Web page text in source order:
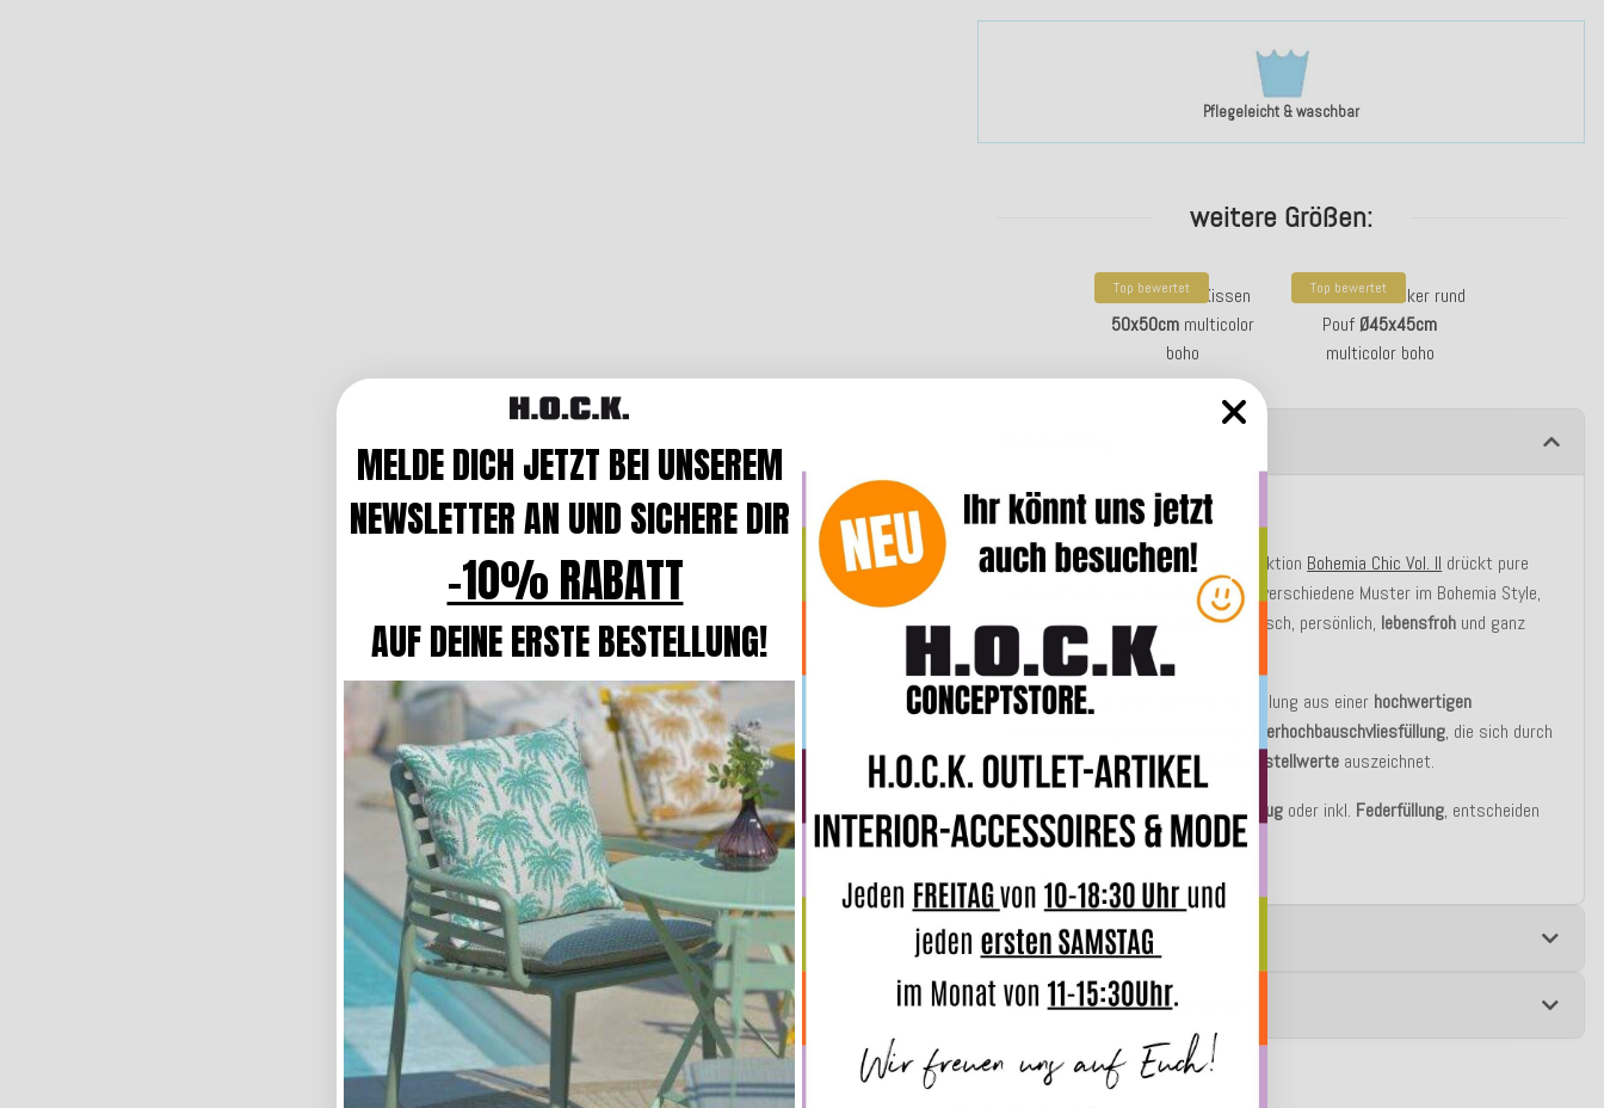
Pflegeleicht & waschbar
weitere Größen:
Top bewertet
H.O.C.K. Sila Kissen
50x50cm multicolor
boho
Top bewertet
H.O.C.K. Sila Hocker rund
Pouf Ø45x45cm
multicolor boho
Produktbeschreibung
Das Kissen "Sila", passend zur Kollektion Bohemia Chic Vol. II drückt pure
aus. Kombinieren Sie verschiedene Muster im Bohemia Style,
dann wird Ihr Wohnzimmer künstlerisch, persönlich, lebensfroh und ganz
unkonventionell
In der Basic Variante besteht die Füllung aus einer hochwertigen
komfortablen silikonisierten Polyesterhochbauschvliesfüllung, die sich durch
eine hohe Elastizitätundgute Rückstellwerte auszeichnet.
Online zu bestellen auch nur alsBezug oder inkl. Federfüllung, entscheiden
Sie selbst!
Merkmale
Angaben zur Produktsicherheit
MELDE DICH JETZT BEI UNSEREM
NEWSLETTER AN UND SICHERE DIR
-10% RABATT
AUF DEINE ERSTE BESTELLUNG!